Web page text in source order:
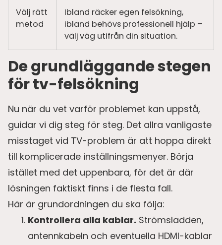
Välj rätt
metod
Ibland räcker egen felsökning,
ibland behövs professionell hjälp –
välj väg utifrån din situation.
De grundläggande stegen
för tv-felsökning
Nu när du vet varför problemet kan uppstå,
guidar vi dig steg för steg. Det allra vanligaste
misstaget vid TV-problem är att hoppa direkt
till komplicerade inställningsmenyer. Börja
istället med det uppenbara, för det är där
lösningen faktiskt finns i de flesta fall.
Här är grundordningen du ska följa:
Kontrollera alla kablar. Strömsladden,
antennkabeln och eventuella HDMI-kablar